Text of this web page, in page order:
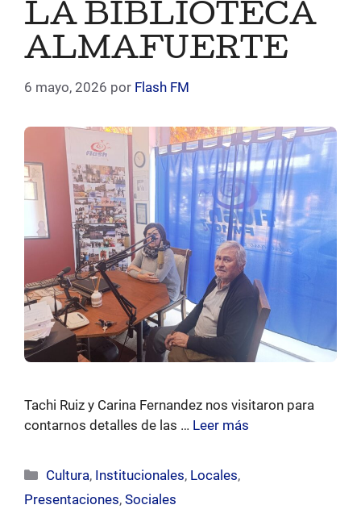
LA BIBLIOTECA
ALMAFUERTE
6 mayo, 2026 por Flash FM
Tachi Ruiz y Carina Fernandez nos visitaron para
contarnos detalles de las … Leer más
Categorías
Cultura, Institucionales, Locales,
Presentaciones, Sociales